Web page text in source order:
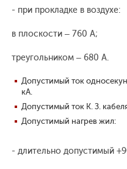
- при прокладке в воздухе:
в плоскости – 760 А;
треугольником – 680 А.
Допустимый ток
кА.
Допустимый ток К. З.
Допустимый нагрев жил:
- длительно допустимый